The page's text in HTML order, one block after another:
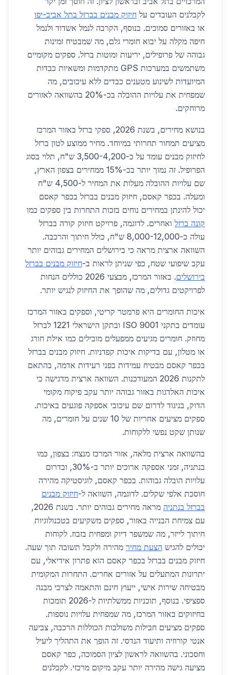
לקבלנים העובדים על חיזוק מבנים בברזל בתל אביב-יפו
או באזורים סמוכים. בנוסף, הקרבה לנמל אשדוד ולנמל
חיפה מקלה על יבוא חומרי גלם, מה שמבטיח זמינות
גבוהה של פרופילים, יריעות ומוטות ברזל. ספקים מקומיים
משתמשים במערכות GPS מתקדמות ומשאיות כבדות
המיועדות לשינוע מטענים כבדים ללא עיכובים, מה
שמפחית את עלויות ההובלה בכ-20% בהשוואה לאזורים
מרוחקים.
בנושא מחירים, בשנת 2026, ספקי ברזל באזור המרכז
מציעים תמחור תחרותי במיוחד. מחיר ממוצע לטון ברזל
לחיזוק מבנים עומד על כ-3,500-4,200 ש"ח, תלוי בסוג
הפרופיל. זה נמוך יותר בכ-15% ממחירים בצפון הארץ,
שם עלויות ההובלה מעלות את המחיר ל-4,500 ש"ח
ומעלה. בכפר קאסם, חיזוק מבנים בברזל בכפר קאסם
יכול להינתן במחירים נוחים בזכות התחרות בין ספקים כמו
קונה ברזל ואחרים. לדוגמה, פרויקט חיזוק קורה בברזל
עולה כ-8,000-12,000 ש"ח, כולל חיתוך והרכבה.
השוואה ארצית מראה כי בירושלים המחירים גבוהים יותר
עקב שיפועי שטח, כפי שניתן לראות ב-חיזוק מבנים בברזל
בירושלים
. באזור המרכז, מבצעי 2026 כוללים הנחות
לפרויקטים גדולים, מה שהופך את החיזוק לנגיש יותר.
איכות החומרים היא פרמטר קריטי, וספקים באזור המרכז
עומדים בתקני ISO 9001 ובתקן הישראלי 1221 לברזל
מחוזק. חומרים מגיעים ממפעלים מובילים כמו אילת חורג
או מטלון, עם בדיקות איכות קפדניות. חיזוק מבנים בברזל
בכפר קאסם מבטיח עמידות בפני רעידות אדמה, בהתאם
לתקנות 2026 המעודכנות. השוואה ארצית מדגישה כי
איכות האלדגות באזור גבוהה יותר עקב פיקוח מקומי
הדוק, בניגוד לדרום שם עיכובי אספקה פוגעים באיכות.
ספקים מציעים אחריות של 10 שנים על חומרים, מה
שנותן שקט נפשי ללקוחות.
בהשוואה ארצית מלאה, אזור המרכז מנצח: בצפון, כמו
בנתניה, זמני אספקה ארוכים יותר ב-30%, ובדרום
עלויות הובלה גבוהות. בכפר קאסם, לוגיסטיקה מהירה
חוסכת אלפי שקלים. לדוגמה, השוואה ל-חיזוק מבנים
בברזל בנתניה
מראה מחירים גבוהים יותר. בשנת 2026,
עם צמיחת הבנייה באזור, ספקים משקיעים בטכנולוגיות
חיתוך לייזר, מה שמשפר דיוק ומפחית בזבוז. לקוחות
יכולים להגיש הצעת מחיר מהירה ולקבל תשובה תוך שעה.
חיזוק מבנים בברזל בכפר קאסם הוא פתרון אידיאלי, עם
יתרונות המתעלים על אזורים אחרים. התחרות המקומית
מבטיחה שירות אישי, ייעוץ חינם והתאמה לצרכי מבנה
ספציפי. בנוסף, תוכניות ממשלתיות ל-2026 תומכות
בחיזוקים באזור המרכז, מה שמפחית עלויות נוספות.
ספקים מציעים חבילות משולבות הכוללות הרכבה, צביעה
אנטי קורוזיה ותיעוד הנדסי. זה הופך את התהליך ליעיל
וחסכוני. בהשוואה לראשון לציון הסמוכה, כפר קאסם
מציעה גישה מהירה יותר עקב מיקום מרכזי. לקבלנים